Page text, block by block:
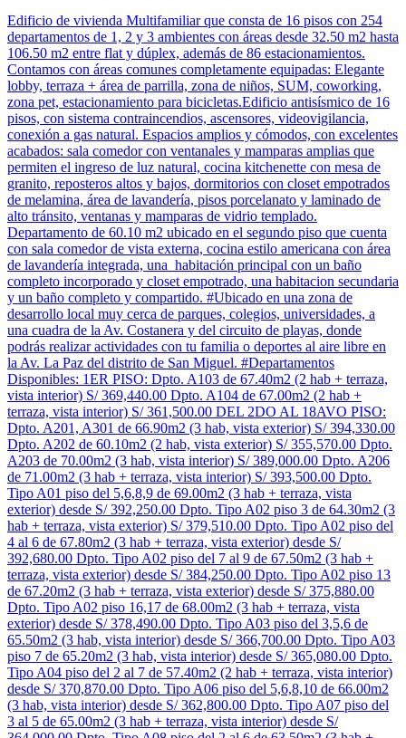
Edificio de vivienda Multifamiliar que consta de 16 pisos con 254
departamentos de 1, 2 y 3 ambientes con áreas desde 32.50 m2 hasta
106.50 m2 entre flat y dúplex, además de 86 estacionamientos.
Contamos con áreas comunes completamente equipadas: Elegante
lobby, terraza + área de parrilla, zona de niños, SUM, coworking,
zona pet, estacionamiento para bicicletas.Edificio antisísmico de 16
pisos, con sistema contraincendios, ascensores, videovigilancia,
conexión a gas natural. Espacios amplios y cómodos, con excelentes
acabados: sala comedor con ventanales y mamparas amplias que
permiten el ingreso de luz natural, cocina kitchenette con mesa de
granito, reposteros altos y bajos, dormitorios con closet empotrados
de melamina, área de lavandería, pisos porcelanato y laminado de
alto tránsito, ventanas y mamparas de vidrio templado.
Departamento de 60.10 m2 ubicado en el segundo piso que cuenta
con sala comedor de vista externa, cocina estilo americana con área
de lavandería integrada, una habitación principal con un baño
completo incorporado y closet empotrado, una habitacion secundaria
y un baño completo y compartido. #Ubicado en una zona de
desarrollo local muy cerca de parques, colegios, universidades, a
una cuadra de la Av. Costanera y del circuito de playas, donde
podrás realizar actividades con tu familia o deportes al aire libre en
la Av. La Paz del distrito de San Miguel. #Departamentos
Disponibles: 1ER PISO: Dpto. A103 de 67.40m2 (2 hab + terraza,
vista interior) S/ 369,440.00 Dpto. A104 de 67.00m2 (2 hab +
terraza, vista interior) S/ 361,500.00 DEL 2DO AL 18AVO PISO:
Dpto. A201, A301 de 66.90m2 (3 hab, vista exterior) S/ 394,330.00
Dpto. A202 de 60.10m2 (2 hab, vista exterior) S/ 355,570.00 Dpto.
A203 de 70.00m2 (3 hab, vista interior) S/ 389,000.00 Dpto. A206
de 71.00m2 (3 hab + terraza, vista interior) S/ 393,500.00 Dpto.
Tipo A01 piso del 5,6,8,9 de 69.00m2 (3 hab + terraza, vista
exterior) desde S/ 392,250.00 Dpto. Tipo A02 piso 3 de 64.30m2 (3
hab + terraza, vista exterior) S/ 379,510.00 Dpto. Tipo A02 piso del
4 al 6 de 67.80m2 (3 hab + terraza, vista exterior) desde S/
392,680.00 Dpto. Tipo A02 piso del 7 al 9 de 67.50m2 (3 hab +
terraza, vista exterior) desde S/ 384,250.00 Dpto. Tipo A02 piso 13
de 67.20m2 (3 hab + terraza, vista exterior) desde S/ 375,880.00
Dpto. Tipo A02 piso 16,17 de 68.00m2 (3 hab + terraza, vista
exterior) desde S/ 378,490.00 Dpto. Tipo A03 piso del 3,5,6 de
65.50m2 (3 hab, vista interior) desde S/ 366,700.00 Dpto. Tipo A03
piso 7 de 65.20m2 (3 hab, vista interior) desde S/ 365,080.00 Dpto.
Tipo A04 piso del 2 al 7 de 57.40m2 (2 hab + terraza, vista interior)
desde S/ 370,870.00 Dpto. Tipo A06 piso del 5,6,8,10 de 66.00m2
(3 hab, vista interior) desde S/ 362,800.00 Dpto. Tipo A07 piso del
3 al 5 de 65.00m2 (3 hab + terraza, vista interior) desde S/